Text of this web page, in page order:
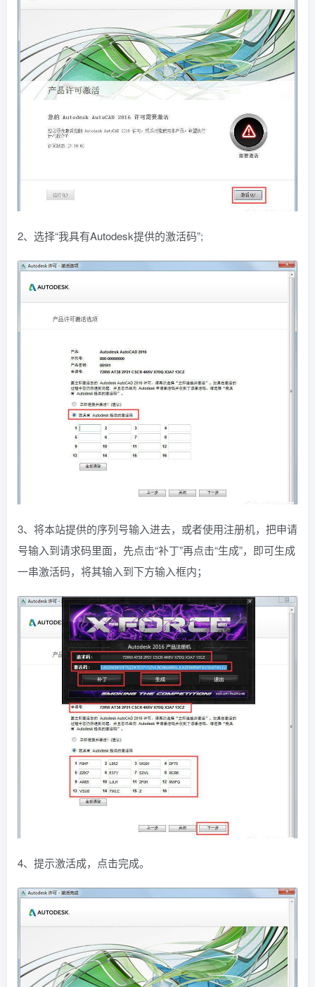
2、选择“我具有Autodesk提供的激活码”;
3、将本站提供的序列号输入进去，或者使用注册机，把申请
号输入到请求码里面，先点击“补丁”再点击“生成”，即可生成
一串激活码，将其输入到下方输入框内；
4、提示激活成，点击完成。